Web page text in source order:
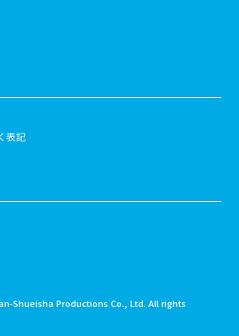
表記
Shueisha Productions Co., Ltd. All rights